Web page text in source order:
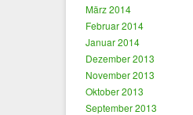
März 2014
Februar 2014
Januar 2014
Dezember 2013
November 2013
Oktober 2013
September 2013